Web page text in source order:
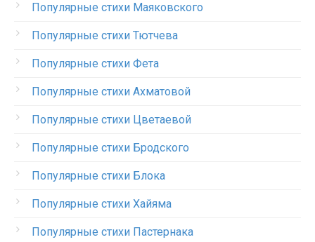
Популярные стихи Маяковского
Популярные стихи Тютчева
Популярные стихи Фета
Популярные стихи Ахматовой
Популярные стихи Цветаевой
Популярные стихи Бродского
Популярные стихи Блока
Популярные стихи Хайяма
Популярные стихи Пастернака